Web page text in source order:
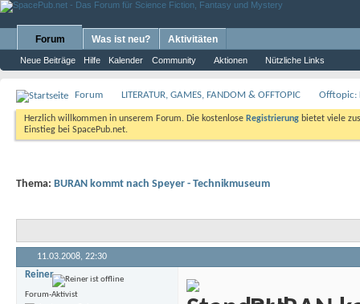
Forum
Neue Beiträge Hilfe Kalender Community Aktionen Nützliche Links
Was ist neu? Aktivitäten
Forum LITERATUR, GAMES, FANDOM & OFFTOPIC Offtopic:
Herzlich willkommen in unserem Forum. Die kostenlose Registrierung bietet viele
Einstieg bei SpacePub.net.
Thema: BURAN kommt nach Speyer - Technikmuseum
11.03.2008, 22:30
Reiner
Forum-Aktivist